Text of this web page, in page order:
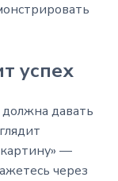
успех
давать
—
через